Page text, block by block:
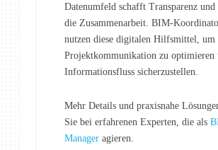
Datenumfeld schafft Transparenz
die Zusammenarbeit. BIM-
nutzen diese digitalen Hilfsmittel, um
Projektkommunikation zu optimieren
Informationsfluss sicherzustellen.
Mehr Details und praxisnahe
Sie bei erfahrenen Experten, die als
Manager agieren.